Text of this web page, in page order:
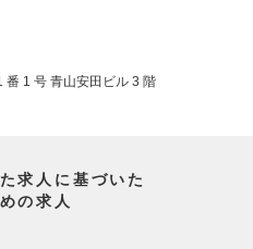
1 号 青山安田ビル 3 階
求人に基づいた
の求人